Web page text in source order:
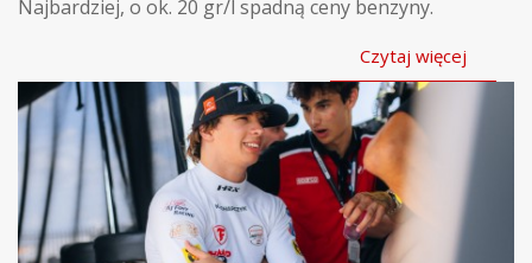
Najbardziej, o ok. 20 gr/l spadną ceny benzyny.
Czytaj więcej